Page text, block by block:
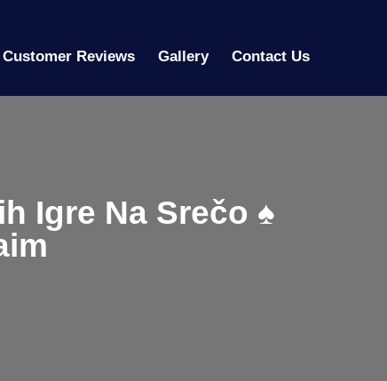
Customer Reviews Gallery Contact Us
Igre Na Srečo ♠️